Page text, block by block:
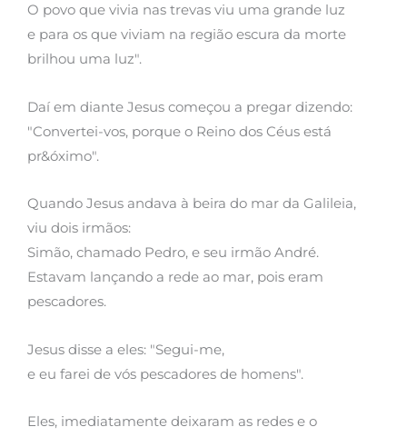
O povo que vivia nas trevas viu uma grande luz
e para os que viviam na região escura da morte
brilhou uma luz".
Daí em diante Jesus começou a pregar dizendo:
"Convertei-vos, porque o Reino dos Céus está
pr&óximo".
Quando Jesus andava à beira do mar da Galileia,
viu dois irmãos:
Simão, chamado Pedro, e seu irmão André.
Estavam lançando a rede ao mar, pois eram
pescadores.
Jesus disse a eles: "Segui-me,
e eu farei de vós pescadores de homens".
Eles, imediatamente deixaram as redes e o